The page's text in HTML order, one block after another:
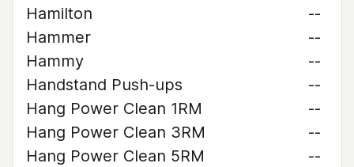
Hamilton
--
Hammer
--
Hammy
--
Handstand Push-ups
--
Hang Power Clean 1RM
--
Hang Power Clean 3RM
--
Hang Power Clean 5RM
--